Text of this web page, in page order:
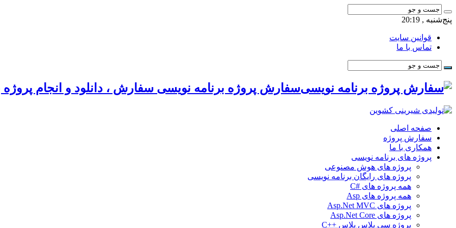
پنج‌شنبه , 20:19
قوانین سایت
تماس با ما
سفارش پروژه برنامه نویسی سفارش ، دانلود و انجام پروژه
صفحه اصلی
سفارش پروژه
همکاری با ما
پروژه های برنامه نویسی
پروژه های هوش مصنوعی
پروژه های رایگان برنامه نویسی
همه پروژه های #C
همه پروژه های Asp
پروژه های Asp.Net MVC
پروژه های Asp.Net Core
پروژه سی پلاس پلاس ++C